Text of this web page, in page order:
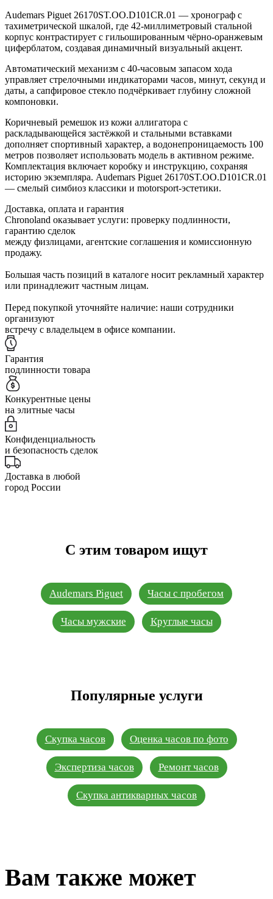
Audemars Piguet 26170ST.OO.D101CR.01 — хронограф с
тахиметрической шкалой, где 42-миллиметровый стальной
корпус контрастирует с гильошированным чёрно-оранжевым
циферблатом, создавая динамичный визуальный акцент.
Автоматический механизм с 40-часовым запасом хода
управляет стрелочными индикаторами часов, минут, секунд и
даты, а сапфировое стекло подчёркивает глубину сложной
компоновки.
Коричневый ремешок из кожи аллигатора с
раскладывающейся застёжкой и стальными вставками
дополняет спортивный характер, а водонепроницаемость 100
метров позволяет использовать модель в активном режиме.
Комплектация включает коробку и инструкцию, сохраняя
историю экземпляра. Audemars Piguet 26170ST.OO.D101CR.01
— смелый симбиоз классики и motorsport-эстетики.
Доставка, оплата и гарантия
Chronoland оказывает услуги: проверку подлинности,
гарантию сделок
между физлицами, агентские соглашения и комиссионную
продажу.
Большая часть позиций в каталоге носит рекламный характер
или принадлежит частным лицам.
Перед покупкой уточняйте наличие: наши сотрудники
организуют
встречу с владельцем в офисе компании.
Гарантия
подлинности товара
Конкурентные цены
на элитные часы
Конфиденциальность
и безопасность сделок
Доставка в любой
город России
С этим товаром ищут
Audemars Piguet Часы с пробегом
Часы мужские Круглые часы
Популярные услуги
Скупка часов Оценка часов по фото
Экспертиза часов Ремонт часов
Скупка антикварных часов
Вам также может